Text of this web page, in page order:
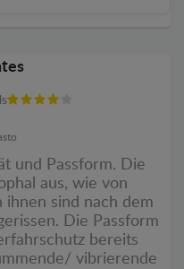
und Passform. Die
aus, wie von
ihnen sind nach dem
Die Passform
bereits
vibrierende